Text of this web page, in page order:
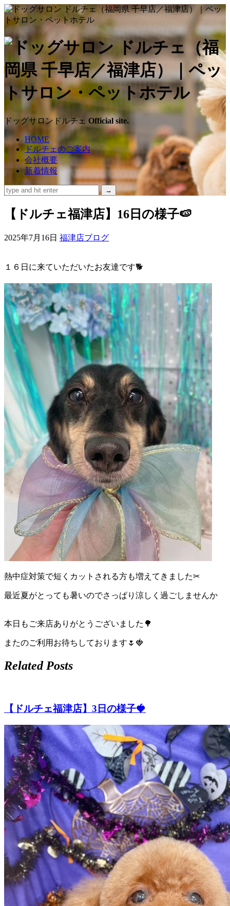
ド
ッ
グ
サ
ロ
ン
ド
ル
（福
岡
県
千
早
店
／
福
津
店）
｜
ペ
ッ
ト
サ
ン・
ペ
ト
ホ
テ
ル
ドッグサロンドルチェ Official site.
HOME
ドルチェのご案内
会社概要
新着情報
【ドルチェ福津店】16日の様子🍉
2025年7月16日 福津店ブログ
１６日に来ていただいたお友達です🐕
熱中症対策で短くカットされる方も増えてきました✂
最近夏がとっても暑いのでさっぱり涼しく過ごしませんか
本日もご来店ありがとうございました🌳
またのご利用お待ちしております🌷🍓
Related Posts
【ドルチェ福津店】3日の様子🍓